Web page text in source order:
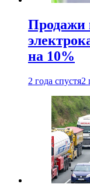
Продажи
на 10%
2 года спустя2